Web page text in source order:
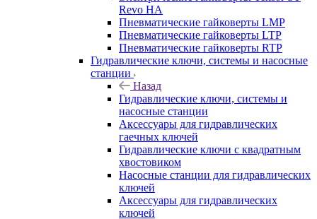
Revo HA
Пневматические гайковерты LMP
Пневматические гайковерты LTP
Пневматические гайковерты RTP
Гидравлические ключи, системы и насосные
станции
Назад
Гидравлические ключи, системы и
насосные станции
Аксессуары для гидравлических
гаечных ключей
Гидравлические ключи с квадратным
хвостовиком
Насосные станции для гидравлических
ключей
Аксессуары для гидравлических
ключей